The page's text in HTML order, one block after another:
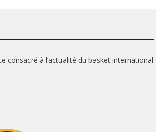
consacré à l’actualité du basket international